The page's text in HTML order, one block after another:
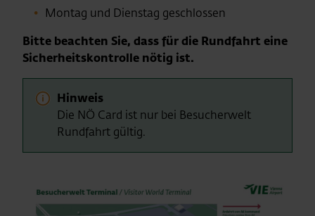
Montag und Dienstag geschlossen
Bitte beachten Sie, dass für die Rundfahrt eine
Sicherheitskontrolle nötig ist.
Hinweis
Die NÖ Card ist nur bei Besucherwelt
Rundfahrt gültig.